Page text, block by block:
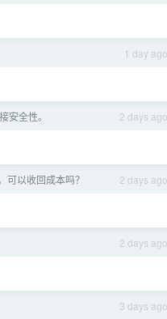
1 day ago
2 days ago
安全性。
2 days ago
以收回成本吗？
2 days ago
3 days ago